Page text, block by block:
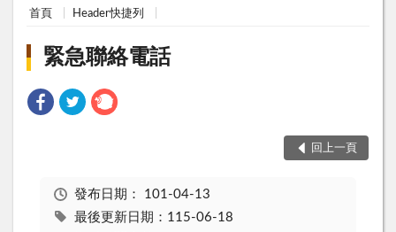
首頁 Header快捷列
緊急聯絡電話
回上一頁
發布日期： 101-04-13
最後更新日期：115-06-18